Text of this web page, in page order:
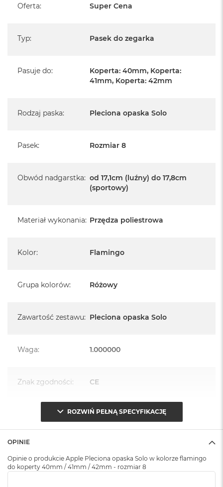
M
A
c
k
4
a
o
i
r
B
i
2
Oferta: Super Cena
Typ: Pasek do zegarka
Pasuje do:
Koperta: 40mm, Koperta:
41mm, Koperta: 42mm
Rodzaj paska: Pleciona opaska Solo
Pasek: Rozmiar 8
Obwód nadgarstka: od 17,1cm (luźny) do 17,8cm
(sportowy)
Materiał wykonania: Przędza poliestrowa
Kolor: Flamingo
Grupa kolorów: Różowy
Zawartość zestawu: Pleciona opaska Solo
Waga: 1.000000
Znak zgodności: CE
Opakowanie
(pudełko):
Serwisowe
ROZWIŃ PEŁNĄ SPECYFIKACJĘ
OPINIE
Opinie o produkcie Apple Pleciona opaska Solo w kolorze flamingo
do koperty 40mm / 41mm / 42mm - rozmiar 8